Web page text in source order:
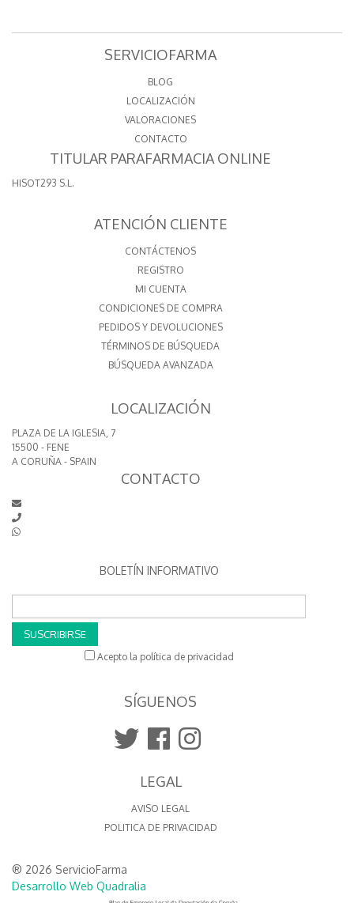
SERVICIOFARMA
BLOG
LOCALIZACIÓN
VALORACIONES
CONTACTO
TITULAR PARAFARMACIA ONLINE
HISOT293 S.L.
ATENCIÓN CLIENTE
CONTÁCTENOS
REGISTRO
MI CUENTA
CONDICIONES DE COMPRA
PEDIDOS Y DEVOLUCIONES
TÉRMINOS DE BÚSQUEDA
BÚSQUEDA AVANZADA
LOCALIZACIÓN
PLAZA DE LA IGLESIA, 7
15500 - FENE
A CORUÑA - SPAIN
CONTACTO
BOLETÍN INFORMATIVO
SUSCRIBIRSE
Acepto la política de privacidad
SÍGUENOS
LEGAL
AVISO LEGAL
POLITICA DE PRIVACIDAD
® 2026 ServicioFarma
Desarrollo Web Quadralia